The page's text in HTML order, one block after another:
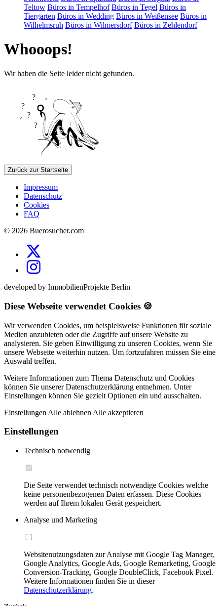
Teltow Büros in Tempelhof Büros in Tegel Büros in
Tiergarten Büros in Wedding Büros in Weißensee Büros in
Wilhelmsruh Büros in Wilmersdorf Büros in Zehlendorf
Whooops!
Wir haben die Seite leider nicht gefunden.
?
?
?
?
?
?
Zurück zur Startseite
Impressum
Datenschutz
Cookies
FAQ
© 2026 Buerosucher.com
developed by ImmobilienProjekte Berlin
Diese Webseite verwendet Cookies 🍪
Wir verwenden Cookies, um beispielsweise Funktionen für soziale
Medien anzubieten oder die Zugriffe auf unsere Website zu
analysieren. Sie geben Einwilligung zu unseren Cookies, wenn Sie
unsere Webseite weiterhin nutzen. Um fortzufahren müssen Sie eine
Auswahl treffen.
Weitere Informationen zum Thema Datenschutz und Cookies
können Sie unserer Datenschutzerklärung entnehmen. Unter
Einstellungen können Sie gezielt Optionen ein und ausschalten.
Einstellungen Alle ablehnen Alle akzeptieren
Einstellungen
Technisch notwendig
Die Seite verwendet technisch notwendige Cookies welche
keine personenbezogenen Daten erfassen. Diese Cookies
werden auf Ihrem lokalen Gerät gespeichert.
Analyse und Marketing
Websitenutzungsdaten zur Analyse mit Google Tag Manager,
Google Analytics, Google Ads, Google Remarketing, Google
Conversion-Tracking, Google DoubleClick, Facebook Pixel.
Weitere Informationen finden Sie in dieser
Datenschutzerklärung.